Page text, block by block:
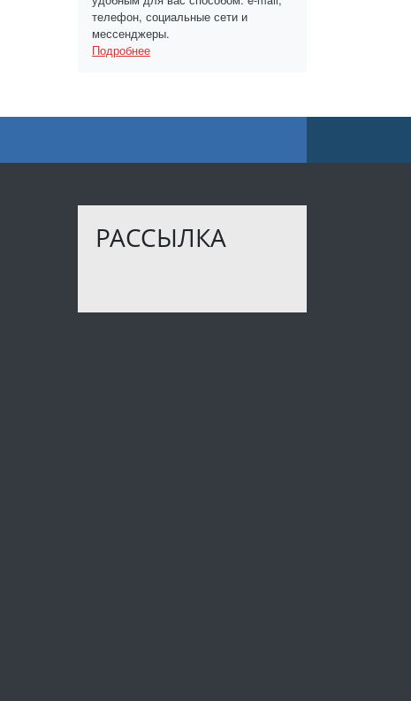
телефон, социальные сети и
мессенджеры.
Подробнее
РАССЫЛКА